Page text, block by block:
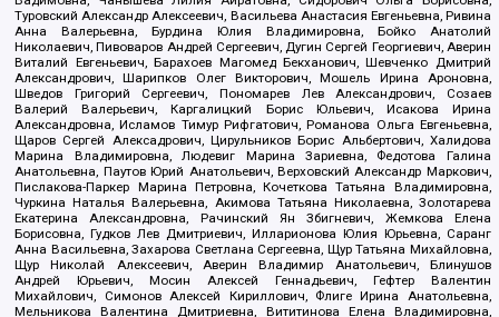
Туровский Александр Алексеевич, Васильева Анастасия Евгеньевна, Ривина
Анна Валерьевна, Бурдина Юлия Владимировна, Бойко Анатолий
Николаевич, Пивоваров Андрей Сергеевич, Дугин Сергей Георгиевич, Аверин
Виталий Евгеньевич, Барахоев Магомед Бекханович, Шевченко Дмитрий
Александрович, Шарипков Олег Викторович, Мошель Ирина Ароновна,
Шведов Григорий Сергеевич, Пономарев Лев Александрович, Созаев
Валерий Валерьевич, Каргалицкий Борис Юльевич, Исакова Ирина
Александровна, Исламов Тимур Рифгатович, Романова Ольга Евгеньевна,
Щаров Сергей Алексадрович, Цирульников Борис Альбертович, Халидова
Марина Владимировна, Людевиг Марина Зариевна, Федотова Галина
Анатольевна, Паутов Юрий Анатольевич, Верховский Александр Маркович,
Пислакова-Паркер Марина Петровна, Кочеткова Татьяна Владимировна,
Чуркина Наталья Валерьевна, Акимова Татьяна Николаевна, Золотарева
Екатерина Александровна, Рачинский Ян Збигневич, Жемкова Елена
Борисовна, Гудков Лев Дмитриевич, Илларионова Юлия Юрьевна, Саранг
Анна Васильевна, Захарова Светлана Сергеевна, Щур Татьяна Михайловна,
Щур Николай Алексеевич, Аверин Владимир Анатольевич, Блинушов
Андрей Юрьевич, Мосин Алексей Геннадьевич, Гефтер Валентин
Михайлович, Симонов Алексей Кириллович, Флиге Ирина Анатольевна,
Мельникова Валентина Дмитриевна, Вититинова Елена Владимировна,